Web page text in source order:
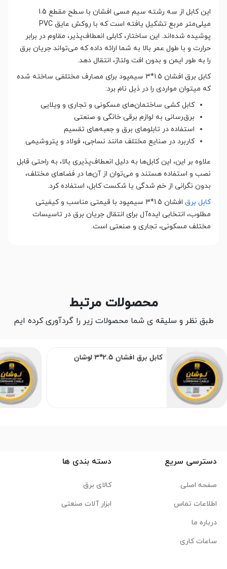
این کابل از سه رشته سیم مسی افشان با سطح مقطع 1.5
میلی‌متر مربع تشکیل یافته است که با روکش عایق PVC
پوشیده شده‌اند. این ساختار، کابلی انعطاف‌پذیر، مقاوم در برابر
حرارت و با طول عمر بالا به شما ارائه داده که می‌تواند جریان برق
را به طور ایمن و بدون افت ولتاژ، انتقال دهد.
کابل برق افشان 1.5*3 سیمپود برای مصارف مختلفی ساخته شده
که میتوان مواردی را در ذیل نام برد:
کابل کشی ساختمان‌های مسکونی و تجاری و ویلایی
برق‌رسانی به لوازم برقی خانگی و صنعتی
استفاده در تابلوهای برق و جعبه‌های تقسیم
کاربرد در صنایع مختلف مانند نساجی، فولاد و پتروشیمی
علاوه بر این، این کابل‌ها به دلیل انعطاف‌پذیری بالا، به راحتی قابل
نصب و استفاده هستند و می‌توان از آن‌ها در فضاهای مختلف،
بدون نگرانی از خم شدگی یا شکست کابل، استفاده کرد.
کابل برق
افشان 1.5*3 سیمپود با قیمتی مناسب و کیفیتی
مطلوب، انتخابی ایده‌آل برای انتقال جریان برق در تاسیسات
مختلف مسکونی، تجاری و صنعتی است.
محصولات مرتبط
طبق نظر و سلیقه ی شما محصولات زیر را گردآوری کرده ایم
کابل برق افشان 2.5*3 لوشان
دسترسی سریع
صفحه اصلی
اطلاعات تماس
درباره ما
ساعات کاری
دسته بندی ها
کالای برق
ابزار آلات صنعتی